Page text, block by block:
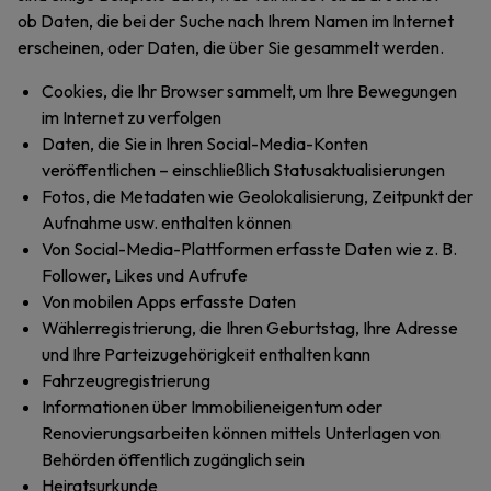
ob Daten, die bei der Suche nach Ihrem Namen im Internet
erscheinen, oder Daten, die über Sie gesammelt werden.
Cookies, die Ihr Browser sammelt, um Ihre Bewegungen
im Internet zu verfolgen
Daten, die Sie in Ihren Social-Media-Konten
veröffentlichen – einschließlich Statusaktualisierungen
Fotos, die Metadaten wie Geolokalisierung, Zeitpunkt der
Aufnahme usw. enthalten können
Von Social-Media-Plattformen erfasste Daten wie z. B.
Follower, Likes und Aufrufe
Von mobilen Apps erfasste Daten
Wählerregistrierung, die Ihren Geburtstag, Ihre Adresse
und Ihre Parteizugehörigkeit enthalten kann
Fahrzeugregistrierung
Informationen über Immobilieneigentum oder
Renovierungsarbeiten können mittels Unterlagen von
Behörden öffentlich zugänglich sein
Heiratsurkunde